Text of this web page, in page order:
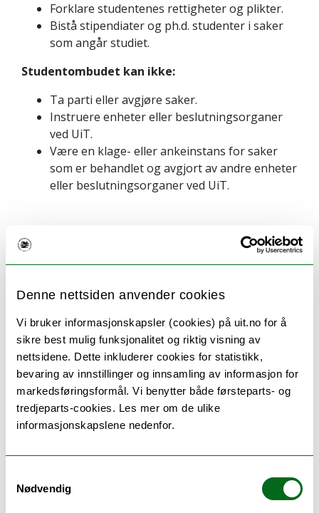
Denne nettsiden anvender cookies
Vi bruker informasjonskapsler (cookies) på uit.no for å
sikre best mulig funksjonalitet og riktig visning av
nettsidene. Dette inkluderer cookies for statistikk,
bevaring av innstillinger og innsamling av informasjon for
markedsføringsformål. Vi benytter både førsteparts- og
tredjeparts-cookies. Les mer om de ulike
informasjonskapslene nedenfor.
Nødvendig
Forklare studentenes rettigheter og plikter.
Bistå stipendiater og ph.d. studenter i saker
som angår studiet.
Studentombudet kan ikke:
Ta parti eller avgjøre saker.
Instruere enheter eller beslutningsorganer
ved UiT.
Være en klage- eller ankeinstans for saker
som er behandlet og avgjort av andre enheter
eller beslutningsorganer ved UiT.
Ta kontakt så tidlig som mulig dersom du lurer på
behjelpelig med en henvendelse eller ikke. Dersom
få hjelp til å finne veien videre.
Kontakt Studentombudet
Tlf: 776 44 646
studentombudet@uit.no
henvendelsen gjelder. Unngå sensitiv informasjon.
Alle henvendelser vil bli besvart fortløpende, og vi
avtaler nærmere sted og tidspunkt for et møte.